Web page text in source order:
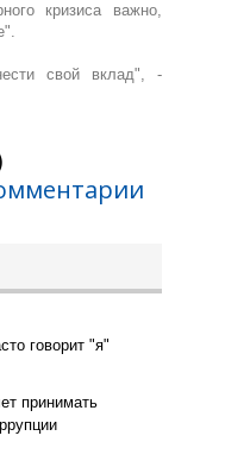
кризиса важно,
свой вклад", -
говорит "я"
принимать